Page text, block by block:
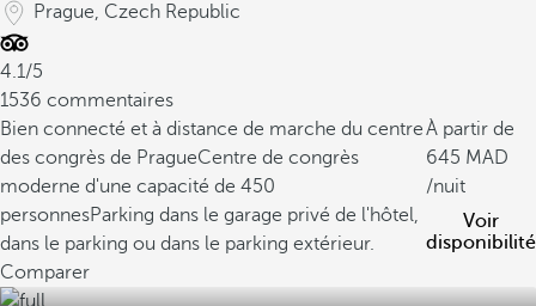
Prague, Czech Republic
4.1/5
1536 commentaires
Bien connecté et à distance de marche du centre
des congrès de PragueCentre de congrès
moderne d'une capacité de 450
personnesParking dans le garage privé de l'hôtel,
dans le parking ou dans le parking extérieur.
À partir de
645
/nuit
Voir
disponibilité
Comparer